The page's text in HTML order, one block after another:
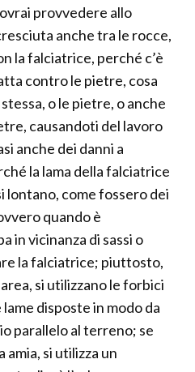
provvedere allo
anche tra le rocce,
la falciatrice, perché c’è
contro le pietre, cosa
o le pietre, o anche
causandoti del lavoro
anche dei danni a
la lama della falciatrice
lontano, come fossero dei
quando è
in vicinanza di sassi o
la falciatrice; piuttosto,
si utilizzano le forbici
disposte in modo da
parallelo al terreno; se
amia, si utilizza un